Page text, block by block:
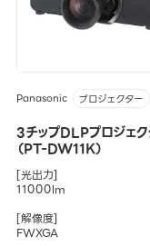
Panasonic プロジェクター
3チップDLPプロジェ
（PT-DW11K）
[光出力]
11000lm
[解像度]
FWXGA